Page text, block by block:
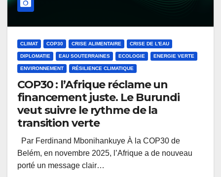
CLIMAT COP30 CRISE ALIMENTAIRE CRISE DE L'EAU
DIPLOMATIE EAU SOUTERRAINES ECOLOGIE ENERGIE VERTE
ENVIRONNEMENT RÉSILIENCE CLIMATIQUE
COP30 : l’Afrique réclame un
financement juste. Le Burundi
veut suivre le rythme de la
transition verte
Par Ferdinand Mbonihankuye À la COP30 de
Belém, en novembre 2025, l’Afrique a de nouveau
porté un message clair…